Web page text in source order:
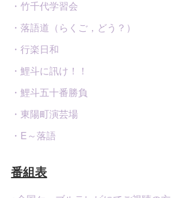
・竹千代学習会
・落語道（らくご，どう？）
・行楽日和
・鯉斗に訊け！！
・鯉斗五十番勝負
・東陽町演芸場
・E～落語
番組表